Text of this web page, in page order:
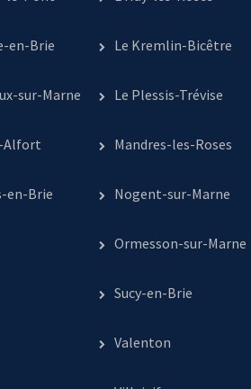
en-Brie Le Kremlin-Bicêtre
sur-Marne Le Plessis-Trévise
Alfort Mandres-les-Roses
en-Brie Nogent-sur-Marne
Ormesson-sur-Marne
Sucy-en-Brie
Valenton